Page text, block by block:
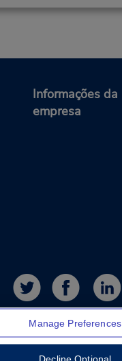
Informações da
empresa
Manage Preferences
Decline Optional